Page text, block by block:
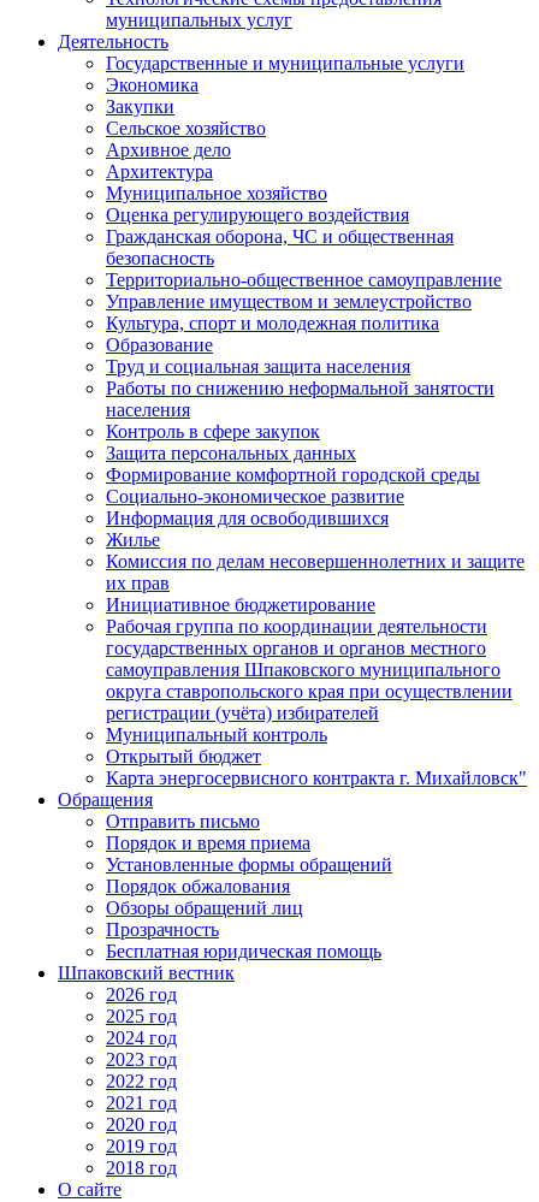
муниципальных услуг
Деятельность
Государственные и муниципальные услуги
Экономика
Закупки
Сельское хозяйство
Архивное дело
Архитектура
Муниципальное хозяйство
Оценка регулирующего воздействия
Гражданская оборона, ЧС и общественная
безопасность
Территориально-общественное самоуправление
Управление имуществом и землеустройство
Культура, спорт и молодежная политика
Образование
Труд и социальная защита населения
Работы по снижению неформальной занятости
населения
Контроль в сфере закупок
Защита персональных данных
Формирование комфортной городской среды
Социально-экономическое развитие
Информация для освободившихся
Жилье
Комиссия по делам несовершеннолетних и защите
их прав
Инициативное бюджетирование
Рабочая группа по координации деятельности
государственных органов и органов местного
самоуправления Шпаковского муниципального
округа ставропольского края при осуществлении
регистрации (учёта) избирателей
Муниципальный контроль
Открытый бюджет
Карта энергосервисного контракта г. Михайловск"
Обращения
Отправить письмо
Порядок и время приема
Установленные формы обращений
Порядок обжалования
Обзоры обращений лиц
Прозрачность
Бесплатная юридическая помощь
Шпаковский вестник
2026 год
2025 год
2024 год
2023 год
2022 год
2021 год
2020 год
2019 год
2018 год
О сайте